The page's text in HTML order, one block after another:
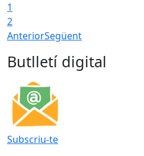
1
2
AnteriorSegüent
Butlletí digital
Subscriu-te